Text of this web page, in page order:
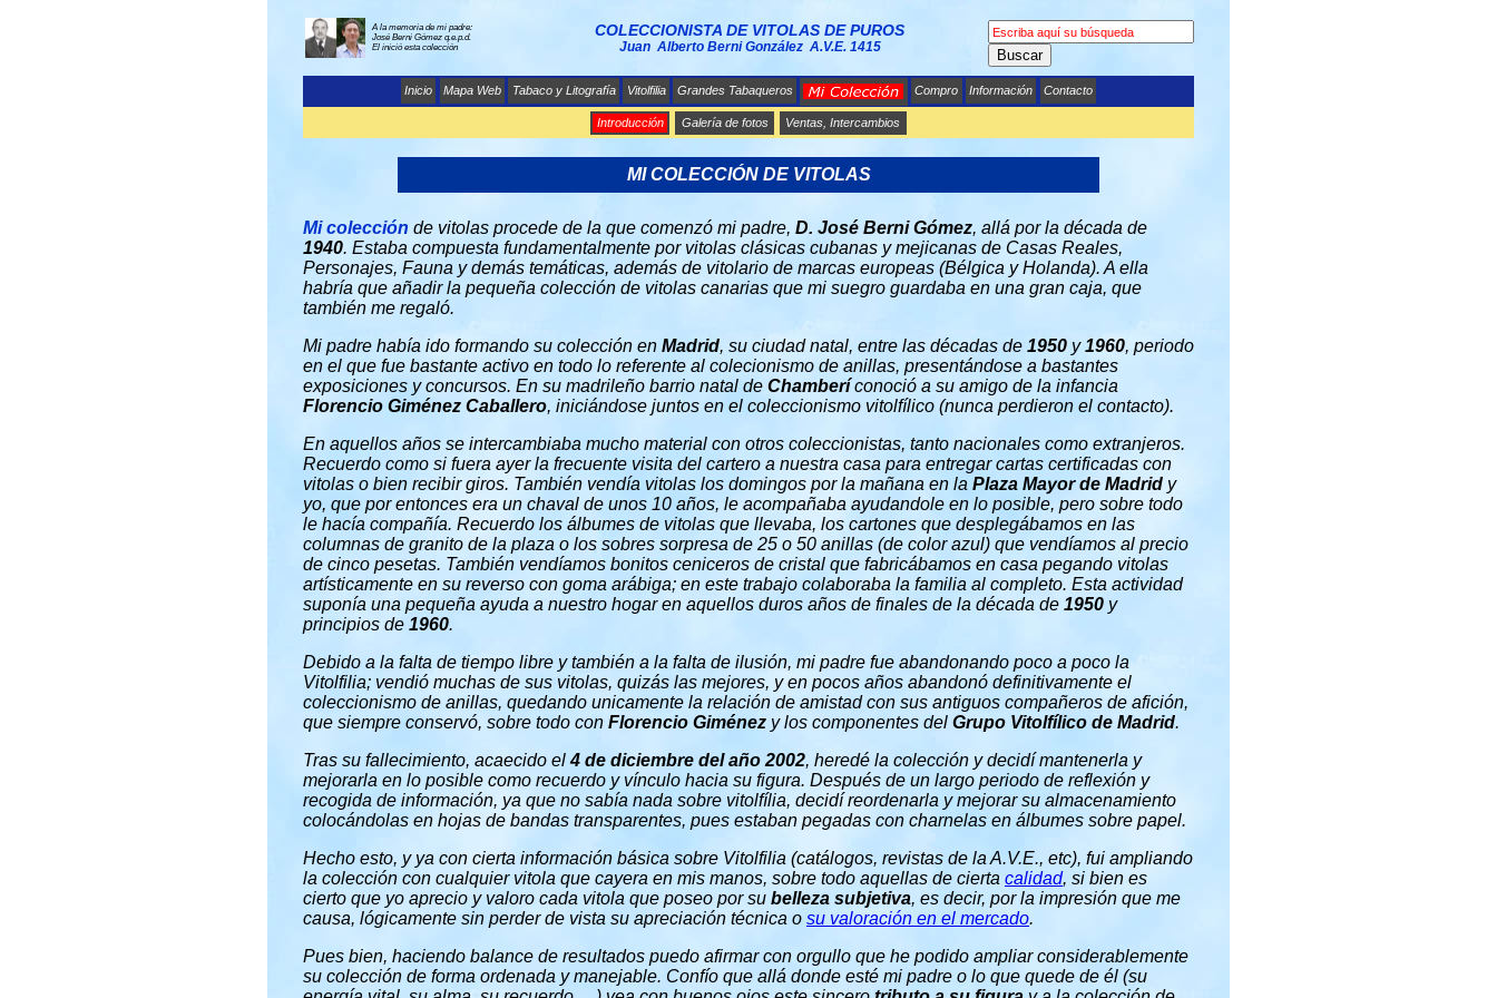
A la memoria de mi padre:
José Berni Gómez q.e.p.d.
El inició esta colección
COLECCIONISTA DE VITOLAS DE PUROS
Juan Alberto Berni González A.V.E. 1415 Buscar
Inicio Mapa Web Tabaco y Litografía Vitolfilia Grandes Tabaqueros Compro Información Contacto
Introducción Galería de fotos Ventas, Intercambios
MI COLECCIÓN DE VITOLAS
Mi colección de vitolas procede de la que comenzó mi padre, D. José Berni Gómez, allá por la década de
1940. Estaba compuesta fundamentalmente por vitolas clásicas cubanas y mejicanas de Casas Reales,
Personajes, Fauna y demás temáticas, además de vitolario de marcas europeas (Bélgica y Holanda). A ella
habría que añadir la pequeña colección de vitolas canarias que mi suegro guardaba en una gran caja, que
también me regaló.
Mi padre había ido formando su colección en Madrid, su ciudad natal, entre las décadas de 1950 y1960, periodo
en el que fue bastante activo en todo lo referente al colecionismo de anillas, presentándose a bastantes
exposiciones y concursos. En su madrileño barrio natal de Chamberíconoció a su amigo de la infancia
Florencio Giménez Caballero, iniciándose juntos en el coleccionismo vitolfílico (nunca perdieron el contacto).
En aquellos años se intercambiaba mucho material con otros coleccionistas, tanto nacionales como extranjeros.
Recuerdo como si fuera ayer la frecuente visita del cartero a nuestra casa para entregar cartas certificadas con
vitolas o bien recibir giros. También vendía vitolas los domingos por la mañana en la Plaza Mayor de Madrid y
yo, que por entonces era un chaval de unos 10 años, le acompañaba ayudandole en lo posible, pero sobre todo
le hacía compañía. Recuerdo los álbumes de vitolas que llevaba, los cartones que desplegábamos en las
columnas de granito de la plaza o los sobres sorpresa de 25 o 50 anillas (de color azul) que vendíamos al precio
de cinco pesetas. También vendíamos bonitos ceniceros de cristal que fabricábamos en casa pegando vitolas
artísticamente en su reverso con goma arábiga; en este trabajo colaboraba la familia al completo. Esta actividad
suponía una pequeña ayuda a nuestro hogar en aquellos duros años de finales de la década de 1950 y
principios de 1960.
Debido a la falta de tiempo libre y también a la falta de ilusión, mi padre fue abandonando poco a poco la
Vitolfilia; vendió muchas de sus vitolas, quizás las mejores, y en pocos años abandonó definitivamente el
coleccionismo de anillas, quedando unicamente la relación de amistad con sus antiguos compañeros de afición,
que siempre conservó, sobre todo con Florencio Giménez y los componentes del Grupo Vitolfílico de Madrid.
Tras su fallecimiento, acaecido el4 de diciembre del año 2002, heredé la colección y decidí mantenerla y
mejorarla en lo posible como recuerdo y vínculo hacia su figura. Después de un largo periodo de reflexión y
recogida de información, ya que no sabía nada sobre vitolfília, decidí reordenarla y mejorar su almacenamiento
colocándolas en hojas de bandas transparentes, pues estaban pegadas con charnelas en álbumes sobre papel.
Hecho esto, y ya con cierta información básica sobre Vitolfilia (catálogos, revistas de la A.V.E., etc), fui ampliando
la colección con cualquier vitola que cayera en mis manos, sobre todo aquellas de cierta calidad, si bien es
cierto que yo aprecio y valoro cada vitola que poseo por su belleza subjetiva, es decir, por la impresión que me
causa, lógicamente sin perder de vista su apreciación técnica o su valoración en el mercado.
Pues bien, haciendo balance de resultados puedo afirmar con orgullo que he podido ampliar considerablemente
su colección de forma ordenada y manejable. Confío que allá donde esté mi padre o lo que quede de él (su